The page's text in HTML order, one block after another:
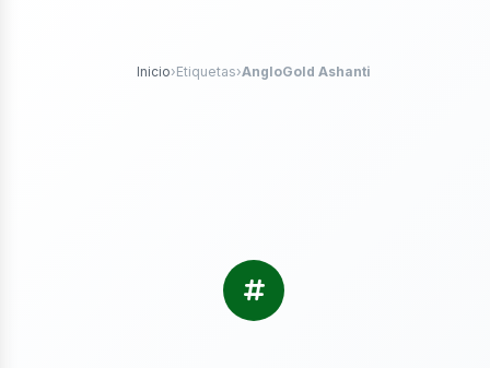
Inicio›Etiquetas›AngloGold Ashanti